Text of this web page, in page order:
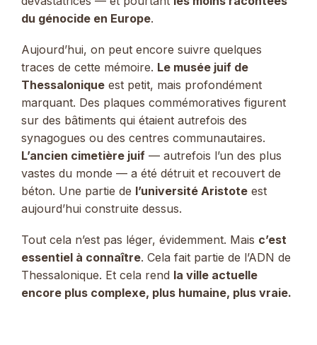
du génocide en Europe.
Aujourd’hui, on peut encore suivre quelques
traces de cette mémoire. Le musée juif de
Thessalonique est petit, mais profondément
marquant. Des plaques commémoratives figurent
sur des bâtiments qui étaient autrefois des
synagogues ou des centres communautaires.
L’ancien cimetière juif — autrefois l’un des plus
vastes du monde — a été détruit et recouvert de
béton. Une partie de l’université Aristote est
aujourd’hui construite dessus.
Tout cela n’est pas léger, évidemment. Mais c’est
essentiel à connaître. Cela fait partie de l’ADN de
Thessalonique. Et cela rend la ville actuelle
encore plus complexe, plus humaine, plus vraie.